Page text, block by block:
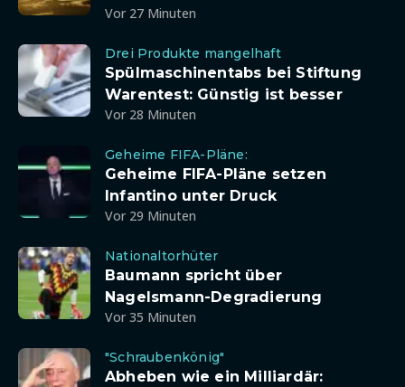
Vor 27 Minuten
Drei Produkte mangelhaft
Spülmaschinentabs bei Stiftung
Warentest: Günstig ist besser
Vor 28 Minuten
Geheime FIFA-Pläne:
Geheime FIFA-Pläne setzen
Infantino unter Druck
Vor 29 Minuten
Nationaltorhüter
Baumann spricht über
Nagelsmann-Degradierung
Vor 35 Minuten
"Schraubenkönig"
Abheben wie ein Milliardär: